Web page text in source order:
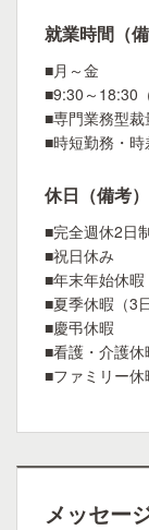
就業時間（備
■月～金
■9:30～18:30
■専門業務型裁
■時短勤務・時
休日（備考）
■完全週休2日
■祝日休み
■年末年始休暇
■夏季休暇（3日
■慶弔休暇
■看護・介護休
■ファミリー休
メッセー